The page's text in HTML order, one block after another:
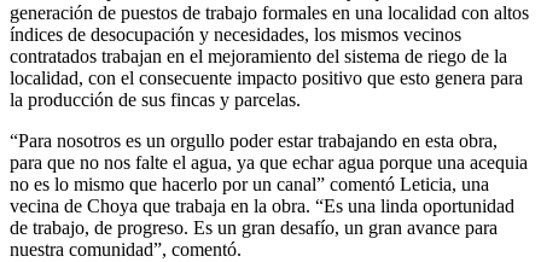
generación de puestos de trabajo formales en una localidad con altos
índices de desocupación y necesidades, los mismos vecinos
contratados trabajan en el mejoramiento del sistema de riego de la
localidad, con el consecuente impacto positivo que esto genera para
la producción de sus fincas y parcelas.
“Para nosotros es un orgullo poder estar trabajando en esta obra,
para que no nos falte el agua, ya que echar agua porque una acequia
no es lo mismo que hacerlo por un canal” comentó Leticia, una
vecina de Choya que trabaja en la obra. “Es una linda oportunidad
de trabajo, de progreso. Es un gran desafío, un gran avance para
nuestra comunidad”, comentó.